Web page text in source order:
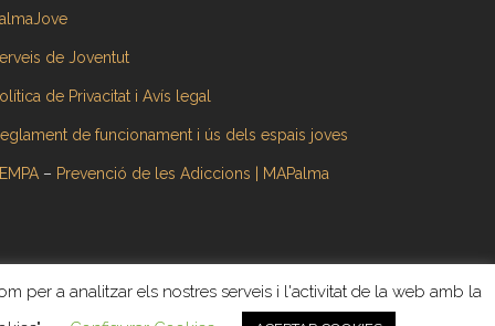
de Joventut
de Privacitat i Avís legal
de funcionament i ús dels espais joves
– Prevenció de les Adiccions | MAPalma
per a analitzar els nostres serveis i l'activitat de la web amb la